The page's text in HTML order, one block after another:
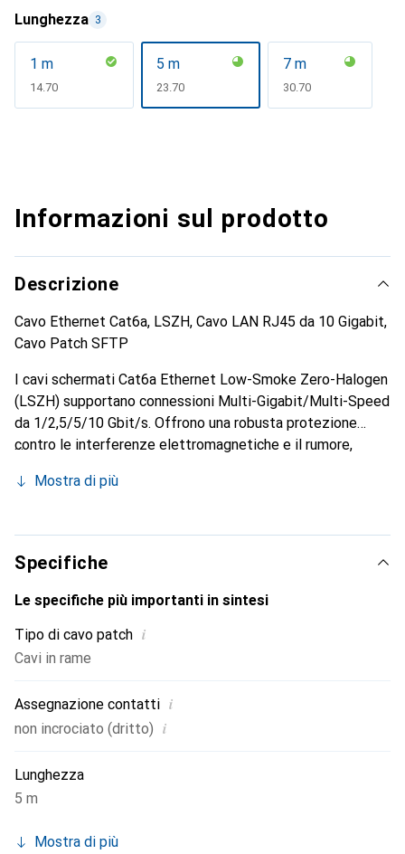
Lunghezza 3
1 m
CHF
14.70
5 m
CHF
23.70
7 m
CHF
30.70
Informazioni sul prodotto
Descrizione
Cavo Ethernet Cat6a, LSZH, Cavo LAN RJ45 da 10 Gigabit,
Cavo Patch SFTP
I cavi schermati Cat6a Ethernet Low-Smoke Zero-Halogen
(LSZH) supportano connessioni Multi-Gigabit/Multi-Speed
da 1/2,5/5/10 Gbit/s. Offrono una robusta protezione
contro le interferenze elettromagnetiche e il rumore,
Mostra di più
Specifiche
Le specifiche più importanti in sintesi
Tipo di cavo patch i
Cavi in rame
Assegnazione contatti i
non incrociato (dritto) i
Lunghezza
5 m
Mostra di più